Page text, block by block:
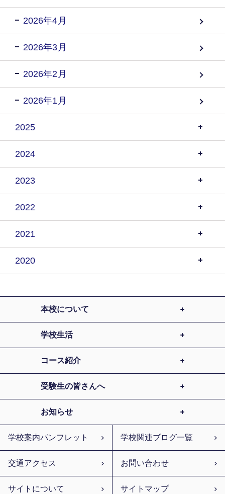
2026年4月
2026年3月
2026年2月
2026年1月
2025
2024
2023
2022
2021
2020
本校について
学校生活
コース紹介
受験生の皆さんへ
お知らせ
学校案内パンフレット 学校関連ブログ一覧
交通アクセス お問い合わせ
サイトについて サイトマップ